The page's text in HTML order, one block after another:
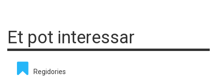
Et pot interessar
Regidories